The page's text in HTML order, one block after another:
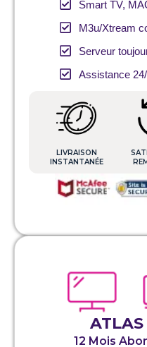
Smart TV,
M3u/Xtream
Serveur
Assistance
LIVRAISON
INSTANTANÉE
12 Mois